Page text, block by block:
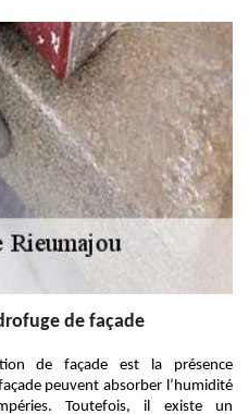
de façade
de façade est la présence
peuvent absorber l’humidité
Toutefois, il existe un